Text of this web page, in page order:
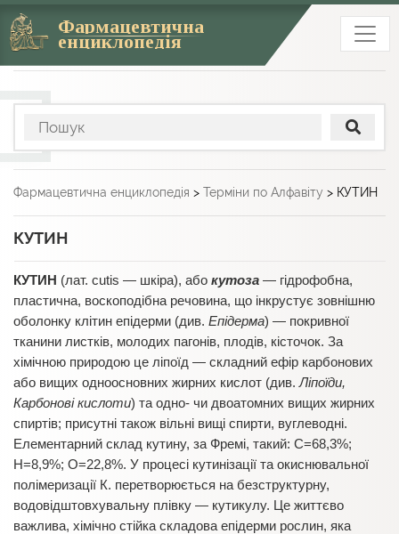
Фармацевтична
енциклопедія
Фармацевтична енциклопедія > Терміни по Алфавіту > КУТИН
КУТИН
КУТИН (лат. сutis — шкіра), або кутоза — гідрофобна,
пластична, воскоподібна речовина, що інкрустує зовнішню
оболонку клітин епідерми (див. Епідерма) — покривної
тканини листків, молодих пагонів, плодів, кісточок. За
хімічною природою це ліпоїд — складний ефір карбонових
або вищих одноосновних жирних кислот (див. Ліпоїди,
Карбонові кислоти) та одно- чи двоатомних вищих жирних
спиртів; присутні також вільні вищі спирти, вуглеводні.
Елементарний склад кутину, за Фремі, такий: С=68,3%;
H=8,9%; О=22,8%. У процесі кутинізації та окиснювальної
полімеризації К. перетворюється на безструктурну,
водовідштовхувальну плівку — кутикулу. Це життєво
важлива, хімічно стійка складова епідерми рослин, яка